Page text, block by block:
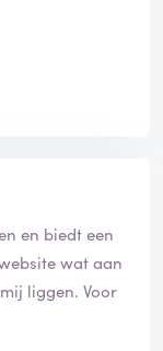
en biedt een
wat aan
liggen. Voor